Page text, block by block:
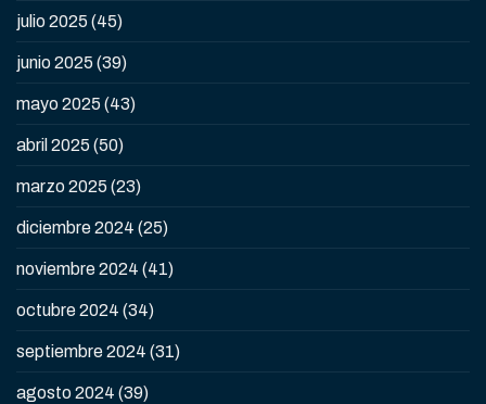
julio 2025 (45)
junio 2025 (39)
mayo 2025 (43)
abril 2025 (50)
marzo 2025 (23)
diciembre 2024 (25)
noviembre 2024 (41)
octubre 2024 (34)
septiembre 2024 (31)
agosto 2024 (39)